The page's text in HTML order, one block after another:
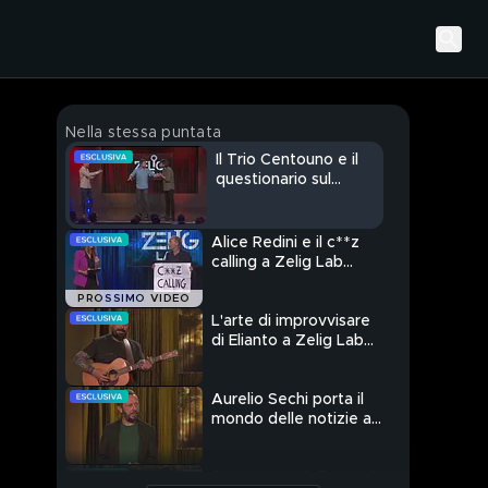
Nella stessa puntata
Il Trio Centouno e il
questionario sul
2024
PROSSIMO VIDEO
Alice Redini e il c**z
calling a Zelig Lab
L'arte di improvvisare
di Elianto a Zelig Lab
Aurelio Sechi porta il
mondo delle notizie a